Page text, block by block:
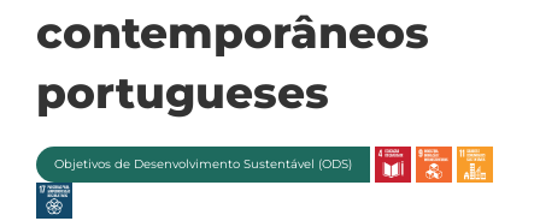
contemporâneos
portugueses
Objetivos de Desenvolvimento Sustentável (ODS)